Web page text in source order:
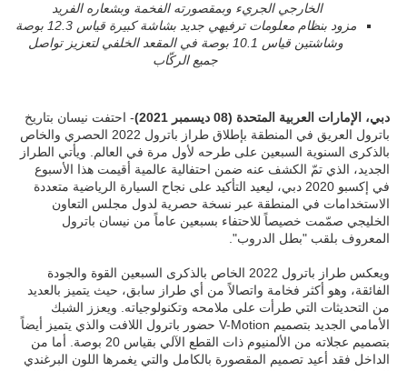
الخارجي الجريء وبمقصورته الفخمة وبشعاره الفريد
مزود بنظام معلومات ترفيهي جديد بشاشة كبيرة قياس 12.3 بوصة
وشاشتين قياس 10.1 بوصة في المقعد الخلفي لتعزيز تواصل
جميع الركّاب
دبي، الإمارات العربية المتحدة (08 ديسمبر 2021)
- احتفت نيسان بتاريخ
باترول العريق في المنطقة بإطلاق طراز باترول 2022 الحصري والخاص
بالذكرى السنوية السبعين على طرحه لأول مرة في العالم. ويأتي الطراز
الجديد، الذي تمّ الكشف عنه ضمن احتفالية عالمية أقيمت هذا الأسبوع
في إكسبو 2020 دبي، ليعيد التأكيد على نجاح السيارة الرياضية متعددة
الاستخدامات في المنطقة عبر نسخة حصرية لدول مجلس التعاون
الخليجي صمّمت خصيصاً للاحتفاء بسبعين عاماً من نيسان باترول
المعروف بلقب "بطل الدروب".
ويعكس طراز باترول 2022 الخاص بالذكرى السبعين القوة والجودة
الفائقة، وهو أكثر فخامة واتصالاً من أي طراز سابق، حيث يتميز بالعديد
من التحديثات التي طرأت على ملامحه وتكنولوجياته. ويعزز الشبك
الأمامي الجديد بتصميم V-Motion حضور باترول اللافت والذي يتميز أيضاً
بتصميم عجلاته من الألمنيوم ذات القطع الآلي بقياس 20 بوصة. أما من
الداخل فقد أعيد تصميم المقصورة بالكامل والتي يغمرها اللون البرغندي